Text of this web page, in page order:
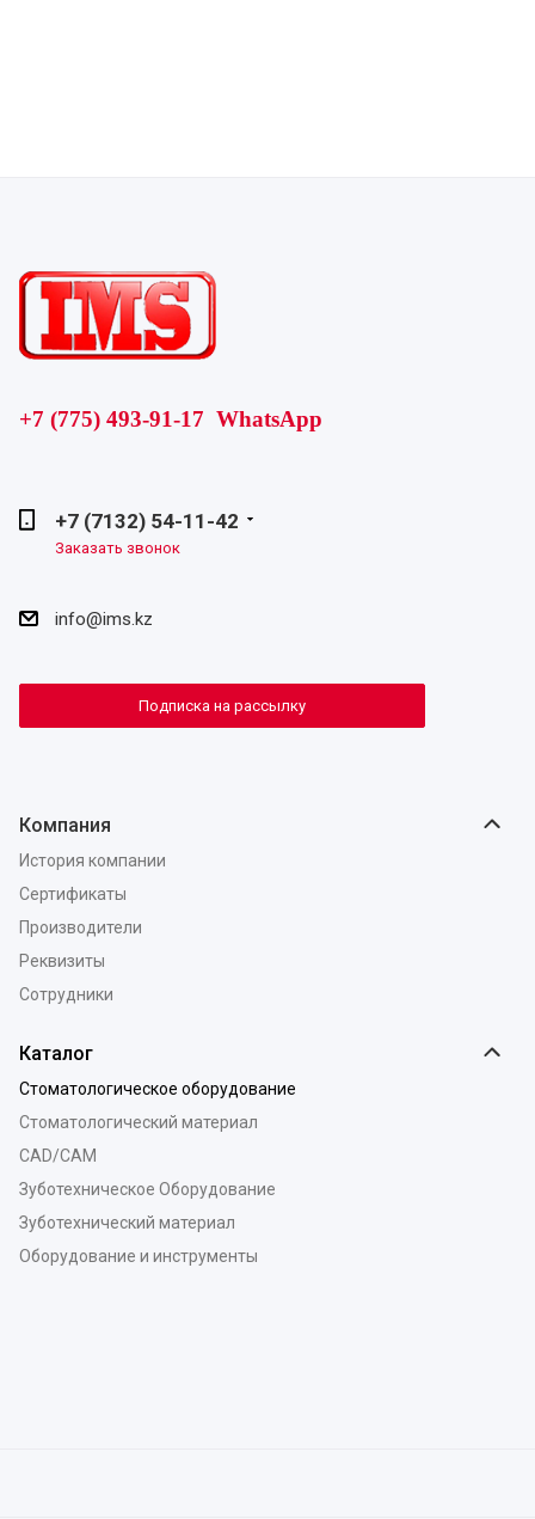
+7 (775) 493-91-17 WhatsApp
+7 (7132) 54-11-42
Заказать звонок
info@ims.kz
Подписка на рассылку
Компания
История компании
Сертификаты
Производители
Реквизиты
Сотрудники
Каталог
Стоматологическое оборудование
Стоматологический материал
CAD/CAM
Зуботехническое Оборудование
Зуботехнический материал
Оборудование и инструменты